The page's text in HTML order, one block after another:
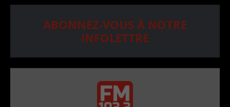
ABONNEZ-VOUS À NOTRE
INFOLETTRE